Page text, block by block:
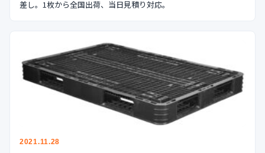
差し。1枚から全国出荷、当日見積り対応。
2021.11.28